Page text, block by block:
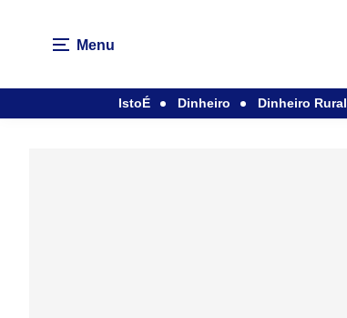
Menu
IstoÉ Dinheiro Dinheiro Rural